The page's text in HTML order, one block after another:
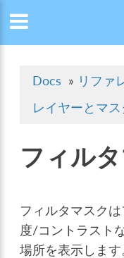
Docs » リファ
レイヤーとマス
フィル
フィルタマスク
度/コントラスト
場所を表示しま